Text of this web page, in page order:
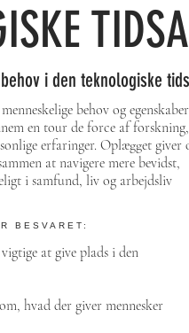
i den teknologiske
behov og
en tour de force af forskning,
erfaringer. Oplægget giver
at navigere mere bevidst,
i samfund, liv og arbejdsliv
BESVARET:
at give plads i den
hvad der giver mennesker